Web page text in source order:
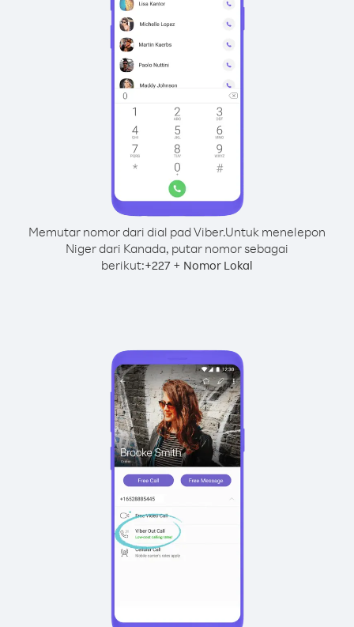
Memutar nomor dari dial pad Viber.Untuk menelepon
Niger dari Kanada, putar nomor sebagai
berikut:+227 + Nomor Lokal